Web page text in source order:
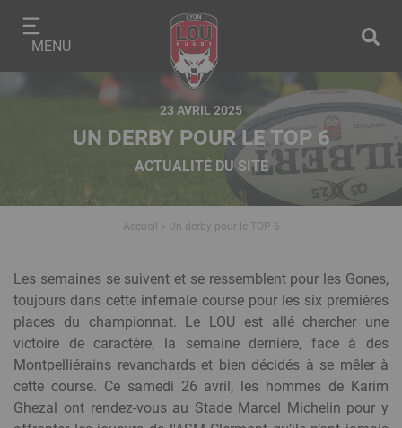
contenu
principal
MENU
23 AVRIL 2025
UN DERBY POUR LE TOP 6
ACTUALITÉ DU SITE
Fil
Accueil Un derby pour le TOP 6
Modules
éditoriaux
Texte
riche
Les semaines se suivent et se ressemblent pour les Gones,
toujours dans cette infernale course pour les six premières
places du championnat. Le LOU est allé chercher une
victoire de caractère, la semaine dernière, face à des
Montpelliérains revanchards et bien décidés à se mêler à
cette course. Ce samedi 26 avril, les hommes de Karim
Ghezal ont rendez-vous au Stade Marcel Michelin pour y
Panneau de gestion des cookies